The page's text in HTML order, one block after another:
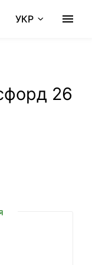
УКР
26